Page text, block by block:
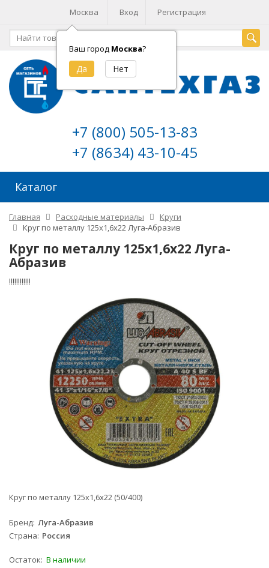
Москва
Ваш город Москва?
Вход Регистрация
+7 (800) 505-13-83
+7 (8634) 43-10-45
Каталог
Главная Расходные материалы
Круги
Круг по металлу 125х1,6х22 Луга-Абразив
Круг по металлу 125х1,6х22 Луга-
Абразив
!!!!!!!!!!!!
Круг по металлу 125х1,6х22 (50/400)
Бренд Луга-Абразив
Страна Россия
Остаток: В наличии